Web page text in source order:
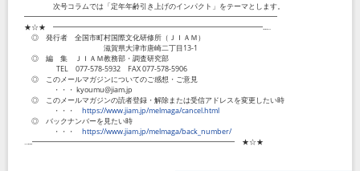
次号コラムでは「定年年齢引き上げのインパクト」をテーマとします。
━━━━━━━━━━━━━━━━━━━━━━━━━━━━━━━━━━━
★☆★ ━━━━━━━━━━━━━━━━━━━━━━━━━━━━━...‥
◎ 発行者 全国市町村国際文化研修所（ＪＩＡＭ）
滋賀県大津市唐崎二丁目13-1
◎ 編 集 ＪＩＡＭ教務部・調査研究部
TEL 077-578-5932 FAX 077-578-5906
◎ このメールマガジンについてのご感想・ご意見
・・・ kyoumu@jiam.jp
◎ このメールマガジンの読者登録・解除または受信アドレスを変更したい時
・・・ https://www.jiam.jp/melmaga/cancel.html
◎ バックナンバーを見たい時
・・・ https://www.jiam.jp/melmaga/back_number/
‥...━━━━━━━━━━━━━━━━━━━━━━━━━━━━ ★☆★